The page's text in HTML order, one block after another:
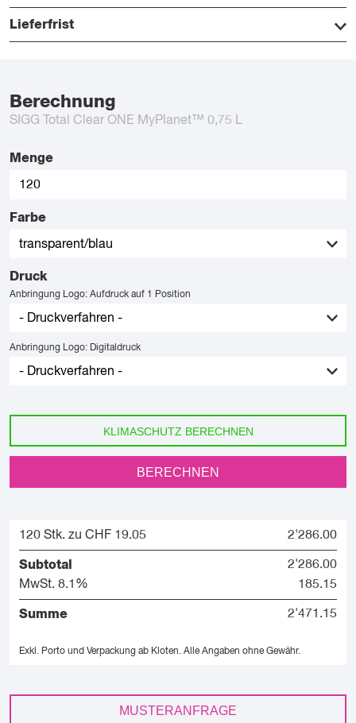
Lieferfrist
Berechnung
SIGG Total Clear ONE MyPlanet™ 0,75 L
Menge
Farbe
Druck
Anbringung Logo: Aufdruck auf 1 Position
Anbringung Logo: Digitaldruck
KLIMASCHUTZ BERECHNEN
BERECHNEN
120 Stk. zu CHF 19.05 2'286.00
Subtotal
2'286.00
MwSt. 8.1%
185.15
Summe 2'471.15
Exkl. Porto und Verpackung ab Kloten. Alle Angaben ohne Gewähr.
MUSTERANFRAGE